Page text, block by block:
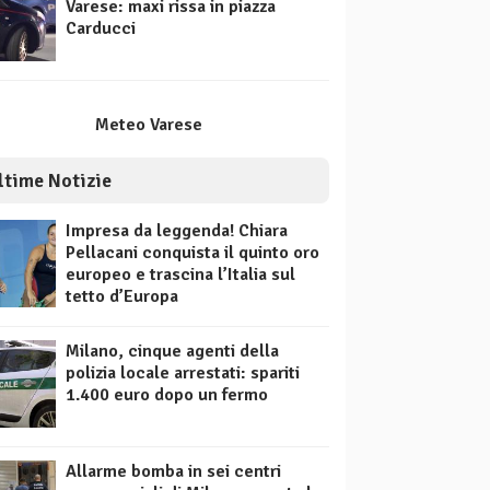
Varese: maxi rissa in piazza
Carducci
Meteo Varese
Notizie
Impresa da leggenda! Chiara
Pellacani conquista il quinto oro
europeo e trascina l’Italia sul
tetto d’Europa
Milano, cinque agenti della
polizia locale arrestati: spariti
1.400 euro dopo un fermo
Allarme bomba in sei centri